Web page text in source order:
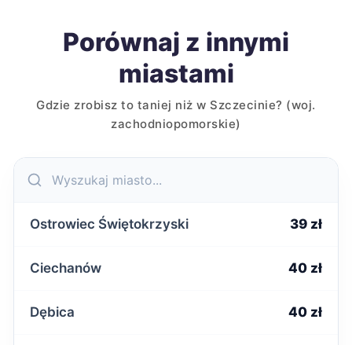
Porównaj z innymi
miastami
Gdzie zrobisz to taniej niż w Szczecinie? (woj.
zachodniopomorskie)
Ostrowiec Świętokrzyski 39 zł
Ciechanów 40 zł
Dębica 40 zł